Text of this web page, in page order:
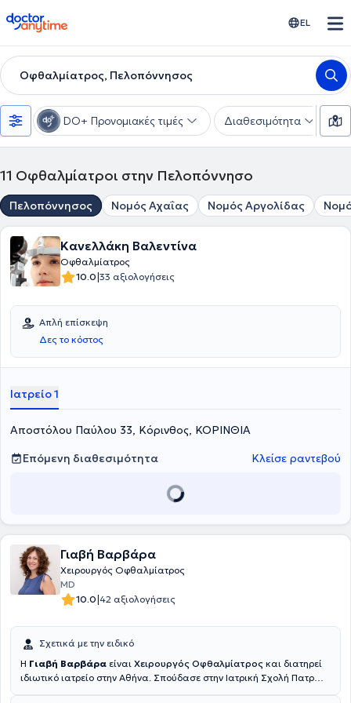
doctoranytime EL
Οφθαλμίατρος, Πελοπόννησος
DO+ Προνομιακές τιμές Διαθεσιμότητα
11 Οφθαλμίατροι στην Πελοπόννησο
Πελοπόννησος Νομός Αχαΐας Νομός Αργολίδας
Κανελλάκη Βαλεντίνα
Οφθαλμίατρος
10.0|33 αξιολογήσεις
Απλή επίσκεψη
Δες το κόστος
Ιατρείο 1
Αποστόλου Παύλου 33, Κόρινθος, ΚΟΡΙΝΘΙΑ
Επόμενη διαθεσιμότητα
Κλείσε ραντεβού
Γιαβή Βαρβάρα
Χειρουργός Οφθαλμίατρος
MD
10.0|42 αξιολογήσεις
Σχετικά με την ειδικό
Η Γιαβή Βαρβάρα είναι Χειρουργός Οφθαλμίατρος και διατηρεί
ιδιωτικό ιατρείο στην Αθήνα. Σπούδασε στην Ιατρική Σχολή Πατρών